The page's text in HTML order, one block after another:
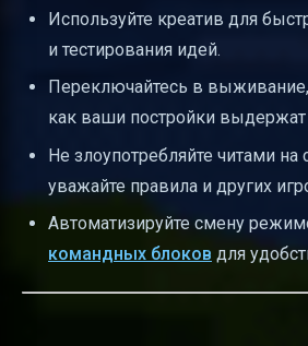
Используйте креатив для
и тестирования идей.
Переключайтесь в
как ваши постройки
Не злоупотребляйте читами на
уважайте правила и других
Автоматизируйте смену
командных блоков для